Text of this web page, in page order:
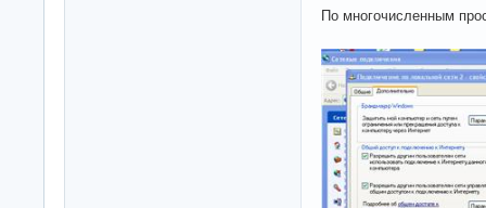
По многочисленным